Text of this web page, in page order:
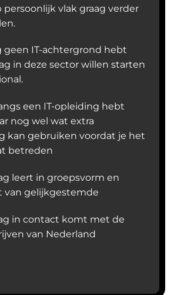
persoonlijk vlak graag verder
geen IT-achtergrond hebt
in deze sector willen starten
een IT-opleiding hebt
nog wel wat extra
kan gebruiken voordat je het
betreden
leert in groepsvorm en
van gelijkgestemde
in contact komt met de
van Nederland